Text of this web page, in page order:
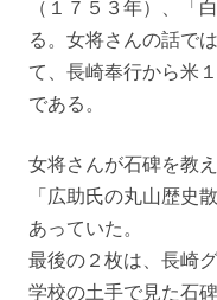
（１７５３年）、「
る。女将さんの話で
て、長崎奉行から米
である。
女将さんが石碑を教
「広助氏の丸山歴史
あっていた。
最後の２枚は、長崎
学校の土手で見た石